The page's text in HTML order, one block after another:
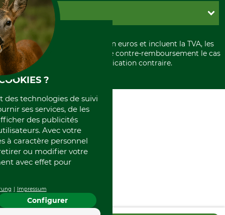
Paramètres des cookies
Conditions d'annulation
Formulaire de rétraction
Politique de confidentialité
Élimination et environnement
Rétractation de votre commande
PayPal
Carte de crédit
Paiement á l'avance
GRUBE KG
Histoire
International
Portrait
Qui sommes-nous
Tous les prix sont exprimés en euros et incluent la TVA, les
frais d'expédition et les frais de contre-remboursement le cas
échéant, sauf indication contraire.
?
des technologies de suivi
ses services, de les
des publicités
Avec votre
à caractère personnel
ou modifier votre
avec effet pour
Impressum
Configurer